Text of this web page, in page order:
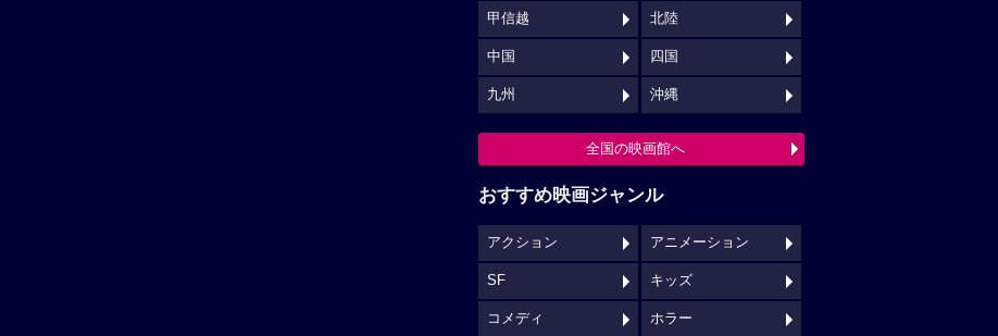
甲信越 北陸
中国 四国
九州 沖縄
全国の映画館へ
おすすめ映画ジャンル
アクション アニメーション
SF キッズ
コメディ ホラー